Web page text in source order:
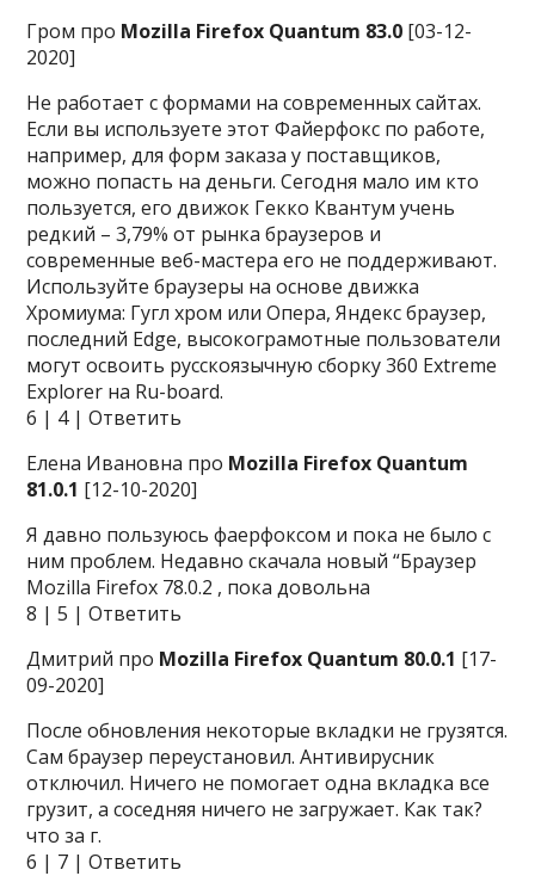
Гром про Mozilla Firefox Quantum 83.0 [03-12-
2020]
Не работает с формами на современных сайтах.
Если вы используете этот Файерфокс по работе,
например, для форм заказа у поставщиков,
можно попасть на деньги. Сегодня мало им кто
пользуется, его движок Гекко Квантум учень
редкий – 3,79% от рынка браузеров и
современные веб-мастера его не поддерживают.
Используйте браузеры на основе движка
Хромиума: Гугл хром или Опера, Яндекс браузер,
последний Edge, высокограмотные пользователи
могут освоить русскоязычную сборку 360 Extreme
Explorer на Ru-board.
6 | 4 | Ответить
Елена Ивановна про Mozilla Firefox Quantum
81.0.1 [12-10-2020]
Я давно пользуюсь фаерфоксом и пока не было с
ним проблем. Недавно скачала новый “Браузер
Mozilla Firefox 78.0.2 , пока довольна
8 | 5 | Ответить
Дмитрий про Mozilla Firefox Quantum 80.0.1 [17-
09-2020]
После обновления некоторые вкладки не грузятся.
Сам браузер переустановил. Антивирусник
отключил. Ничего не помогает одна вкладка все
грузит, а соседняя ничего не загружает. Как так?
что за г.
6 | 7 | Ответить